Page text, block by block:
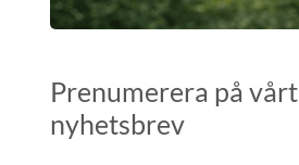
Prenumerera på vårt
nyhetsbrev